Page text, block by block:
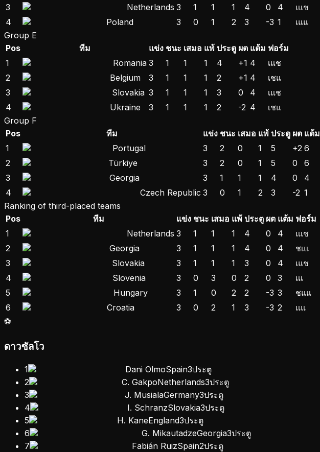
3
Netherlands 3 1 1 1 4 0 4 แเช
4
Poland 3 0 1 2 3 -3 1 เแแ
Group E
Pos
ทีม แข่ง ชนะ เสมอ แพ้ ประตู ผต แต้ม ฟอร์ม
1
Romania 3 1 1 1 4 +1 4 เแช
2
Belgium 3 1 1 1 2 +1 4 เชแ
3
Slovakia 3 1 1 1 3 0 4 เแช
4
Ukraine 3 1 1 1 2 -2 4 เชแ
Group F
Pos
ทีม แข่ง ชนะ เสมอ แพ้ ประตู ผต แต้ม
1
Portugal 3 2 0 1 5 +2 6
2
Türkiye 3 2 0 1 5 0 6
3
Georgia 3 1 1 1 4 0 4
4
Czech Republic 3 0 1 2 3 -2 1
Ranking of third-placed teams
Pos
ทีม แข่ง ชนะ เสมอ แพ้ ประตู ผต แต้ม ฟอร์ม
1
Netherlands 3 1 1 1 4 0 4 แเช
2
Georgia 3 1 1 1 4 0 4 ชเแ
3
Slovakia 3 1 1 1 3 0 4 เแช
4
Slovenia 3 0 3 0 2 0 3 เเเ
5
Hungary 3 1 0 2 2 -3 3 ชแแ
6
Croatia 3 0 2 1 3 -3 2 เเแ
⚽
ดาวซัลโว
1 Dani OlmoSpain3ประตู
2
C. GakpoNetherlands3ประตู
3
J. MusialaGermany3ประตู
4
I. SchranzSlovakia3ประตู
5
H. KaneEngland3ประตู
6
G. MikautadzeGeorgia3ประตู
7
Fabián RuizSpain2ประตู